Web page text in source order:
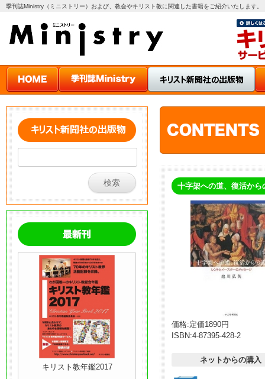
季刊誌Ministry（ミニストリー）および、教会やキリスト教に関連した書籍をご紹介いたします。
十字架への道、復活か
価格:定価1890円
ISBN:4-87395-428-2
ネットからの購入
キリスト教年鑑2017